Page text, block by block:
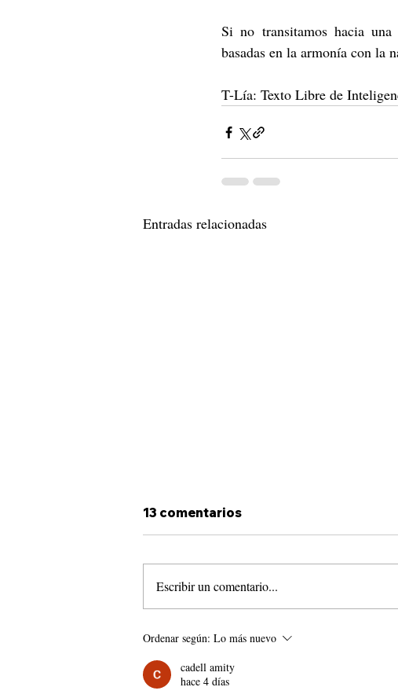
Si no transitamos hacia
basadas en la armonía con la
T-Lía: Texto Libre de
Entradas relacionadas
La Paz es el Camino
13 comentarios
Escribir un comentario...
Ordenar según: Lo más nuevo
cadell amity
hace 4 días